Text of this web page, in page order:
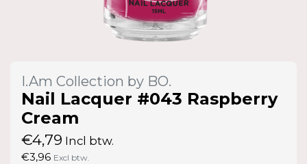
I.Am Collection by BO.
Nail Lacquer #043 Raspberry
Cream
€4,79 Incl btw.
€3,96 Excl btw.